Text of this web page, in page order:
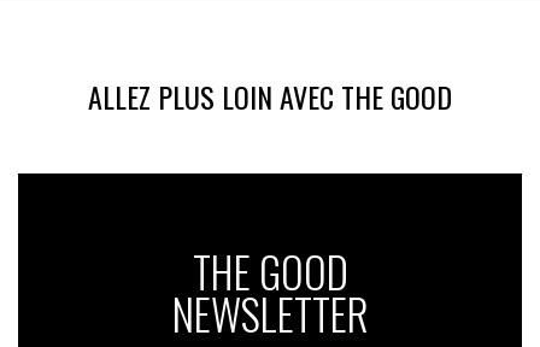
ALLEZ PLUS LOIN AVEC THE GOOD
THE GOOD
NEWSLETTER